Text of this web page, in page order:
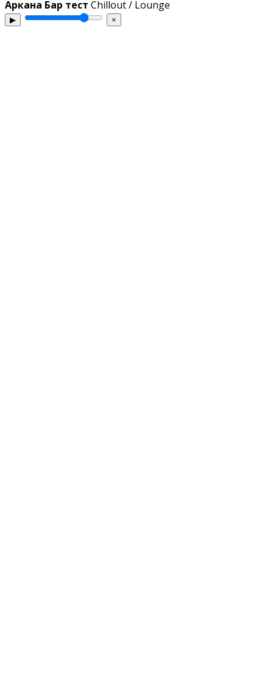
Аркана Бар тест Chillout / Lounge
▶ ×